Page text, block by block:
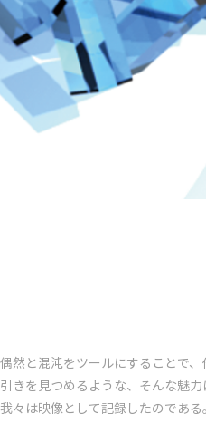
然と混沌をツールにすることで、
きを見つめるような、そんな魅力
は映像として記録したのである。